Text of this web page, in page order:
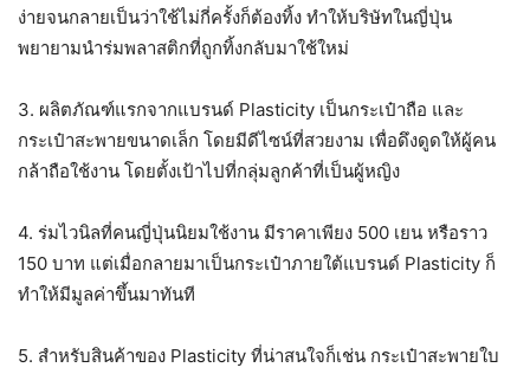
ง่ายจนกลายเป็นว่าใช้ไม่กี่ครั้งก็ต้องทิ้ง ทำให้บริษัทในญี่ปุ่น
พยายามนำร่มพลาสติกที่ถูกทิ้งกลับมาใช้ใหม่
3. ผลิตภัณฑ์แรกจากแบรนด์ Plasticity เป็นกระเป๋าถือ และ
กระเป๋าสะพายขนาดเล็ก โดยมีดีไซน์ที่สวยงาม เพื่อดึงดูดให้ผู้คน
กล้าถือใช้งาน โดยตั้งเป้าไปที่กลุ่มลูกค้าที่เป็นผู้หญิง
4. ร่มไวนิลที่คนญี่ปุ่นนิยมใช้งาน มีราคาเพียง 500 เยน หรือราว
150 บาท แต่เมื่อกลายมาเป็นกระเป๋าภายใต้แบรนด์ Plasticity ก็
ทำให้มีมูลค่าขึ้นมาทันที
5. สำหรับสินค้าของ Plasticity ที่น่าสนใจก็เช่น กระเป๋าสะพายใบ